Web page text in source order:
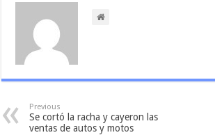
Previous
Se cortó la racha y cayeron las
ventas de autos y motos